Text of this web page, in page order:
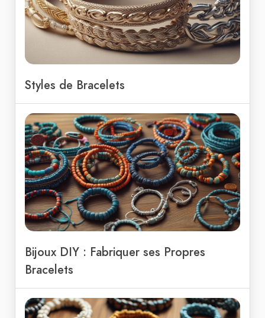
Styles de Bracelets
Bijoux DIY : Fabriquer ses Propres
Bracelets